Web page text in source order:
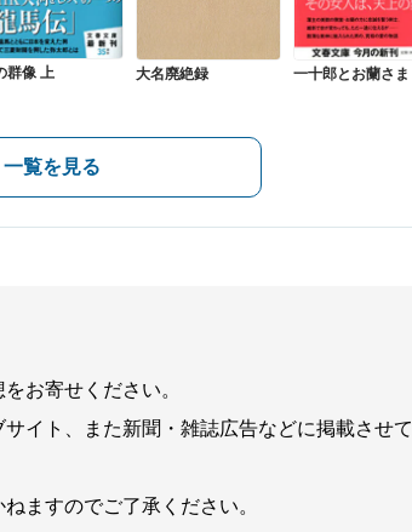
群像 上 大名廃絶録 一十郎とお蘭さま
一覧を見る
お寄せください。
イト、また新聞・雑誌広告などに掲載させて
ますのでご了承ください。